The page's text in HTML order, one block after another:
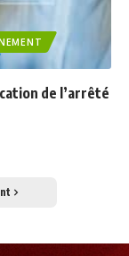
de l’arrêté